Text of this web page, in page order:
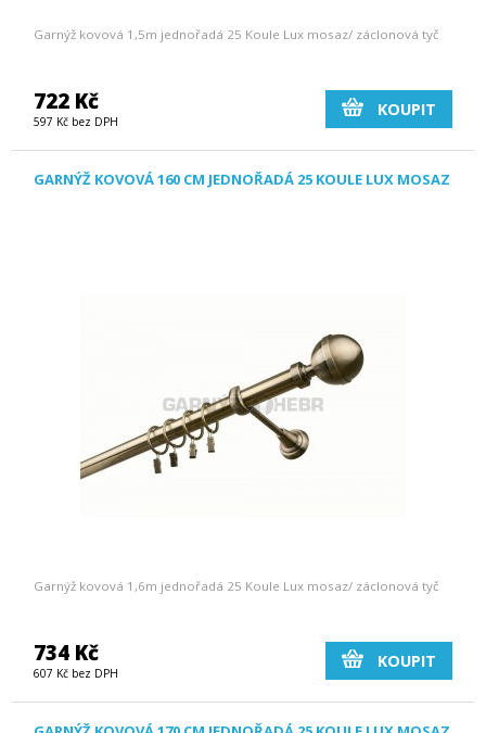
Garnýž kovová 1,5m jednořadá 25 Koule Lux mosaz/ záclonová tyč
722 Kč
597 Kč bez DPH
KOUPIT
GARNÝŽ KOVOVÁ 160 CM JEDNOŘADÁ 25 KOULE LUX MOSAZ
Garnýž kovová 1,6m jednořadá 25 Koule Lux mosaz/ záclonová tyč
734 Kč
607 Kč bez DPH
KOUPIT